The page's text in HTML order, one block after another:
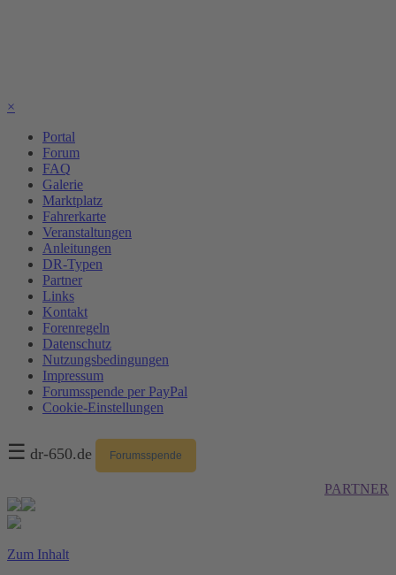
×
Portal
Forum
FAQ
Galerie
Marktplatz
Fahrerkarte
Veranstaltungen
Anleitungen
DR-Typen
Partner
Links
Kontakt
Forenregeln
Datenschutz
Nutzungsbedingungen
Impressum
Forumsspende per PayPal
Cookie-Einstellungen
☰ dr-650.de Forumsspende
PARTNER
Zum Inhalt